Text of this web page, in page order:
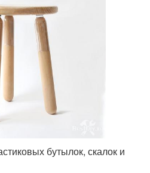
бутылок, скалок и